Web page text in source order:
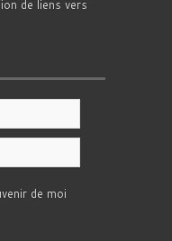
de liens vers
de moi